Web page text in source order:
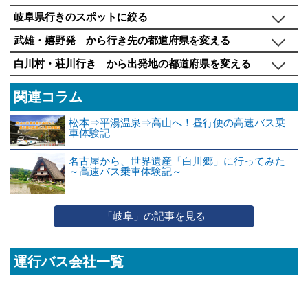
岐阜県行きのスポットに絞る
武雄・嬉野発 から行き先の都道府県を変える
白川村・荘川行き から出発地の都道府県を変える
関連コラム
松本⇒平湯温泉⇒高山へ！昼行便の高速バス乗
車体験記
名古屋から、世界遺産「白川郷」に行ってみた
～高速バス乗車体験記～
「岐阜」の記事を見る
運行バス会社一覧